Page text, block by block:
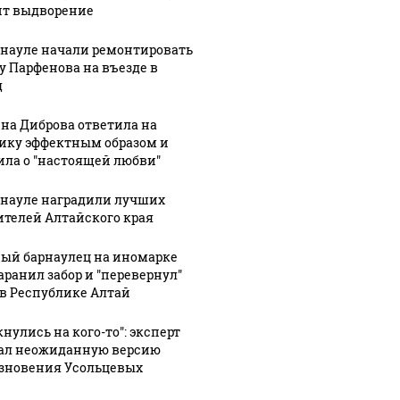
Межпоселковые
начали
ходить в
районе
Республики
Алтай
выдворение
начали ремонтировать
Парфенова на въезде в
Диброва ответила на
эффектным образом и
о "настоящей любви"
наградили лучших
Алтайского края
барнаулец на иномарке
забор и "перевернул"
Республике Алтай
на кого-то": эксперт
неожиданную версию
Усольцевых